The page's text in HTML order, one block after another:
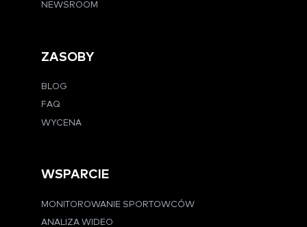
NEWSROOM
ZASOBY
BLOG
FAQ
WYCENA
WSPARCIE
MONITOROWANIE SPORTOWCÓW
ANALIZA WIDEO